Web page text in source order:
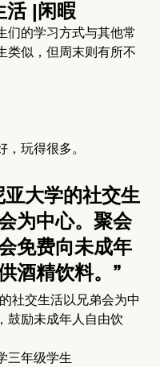
活 |闲暇
们的学习方式与其他常
类似，但周末则有所不
，玩得很多。
亚大学的社交生
为中心。 聚会
免费向未成年
酒精饮料。”
社交生活以兄弟会为中
鼓励未成年人自由饮
三年级学生